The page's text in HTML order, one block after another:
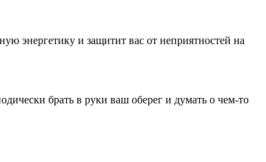
энергетику и защитит вас от неприятностей на
брать в руки ваш оберег и думать о чем-то